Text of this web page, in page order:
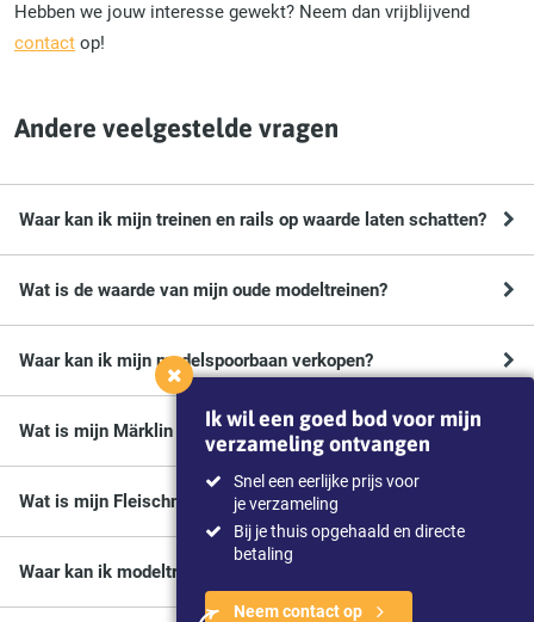
Hebben we jouw interesse gewekt? Neem dan vrijblijvend
contact op!
Andere veelgestelde vragen
Waar kan ik mijn treinen en rails op waarde laten schatten?
Wat is de waarde van mijn oude modeltreinen?
Waar kan ik mijn modelspoorbaan verkopen?
Wat is mijn Märklin trein waard?
Wat is mijn Fleischmann trein waard?
Waar kan ik modeltreinen laten taxeren?
Ik wil een goed bod voor mijn
verzameling ontvangen
Snel een eerlijke prijs voor
je verzameling
Bij je thuis opgehaald en directe
betaling
Neem contact op